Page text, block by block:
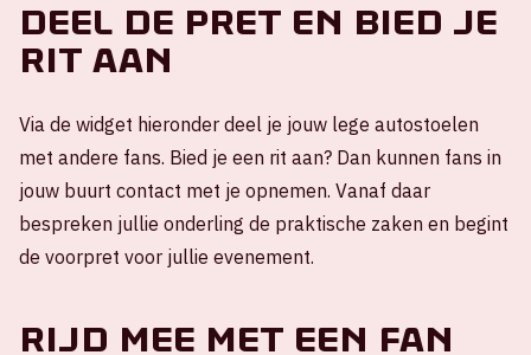
Deel de pret en bied je
rit aan
Via de widget hieronder deel je jouw lege autostoelen
met andere fans. Bied je een rit aan? Dan kunnen fans in
jouw buurt contact met je opnemen. Vanaf daar
bespreken jullie onderling de praktische zaken en begint
de voorpret voor jullie evenement.
Rijd mee met een fan